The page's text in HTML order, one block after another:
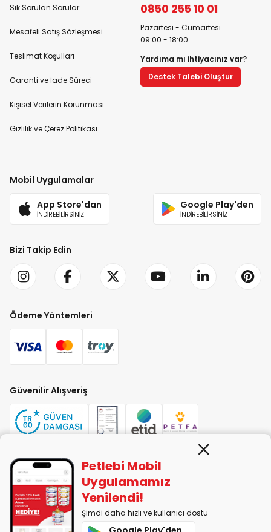
Sık Sorulan Sorular
Mesafeli Satış Sözleşmesi
Teslimat Koşulları
Garanti ve İade Süreci
Kişisel Verilerin Korunması
Gizlilik ve Çerez Politikası
0850 255 10 01
Pazartesi - Cumartesi
09:00 - 18:00
Yardıma mı ihtiyacınız var?
Destek Talebi Oluştur
Mobil Uygulamalar
App Store'dan
İNDİREBİLİRSİNİZ
Google Play'den
İNDİREBİLİRSİNİZ
Bizi Takip Edin
Ödeme Yöntemleri
Güvenilir Alışveriş
PETLEBİ EVCİL HAYVAN ÜRÜNLERİ PAZ. SAN. TİC. LTD. ŞTİ. Alaşarköy Mah.
1. Alaşar Cad. No: 9 Osmangazi/Bursa
7290599225 vergi numarasıyla Uludağ Vergi Dairesi'ne bağlıdır.
Petlebi Mobil
Uygulamamız
Yenilendi!
Şimdi daha hızlı ve kullanıcı dostu